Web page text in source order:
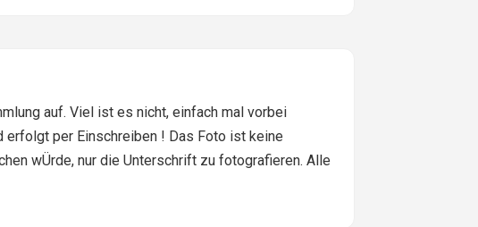
auf. Viel ist es nicht, einfach mal vorbei
per Einschreiben ! Das Foto ist keine
wÜrde, nur die Unterschrift zu fotografieren. Alle